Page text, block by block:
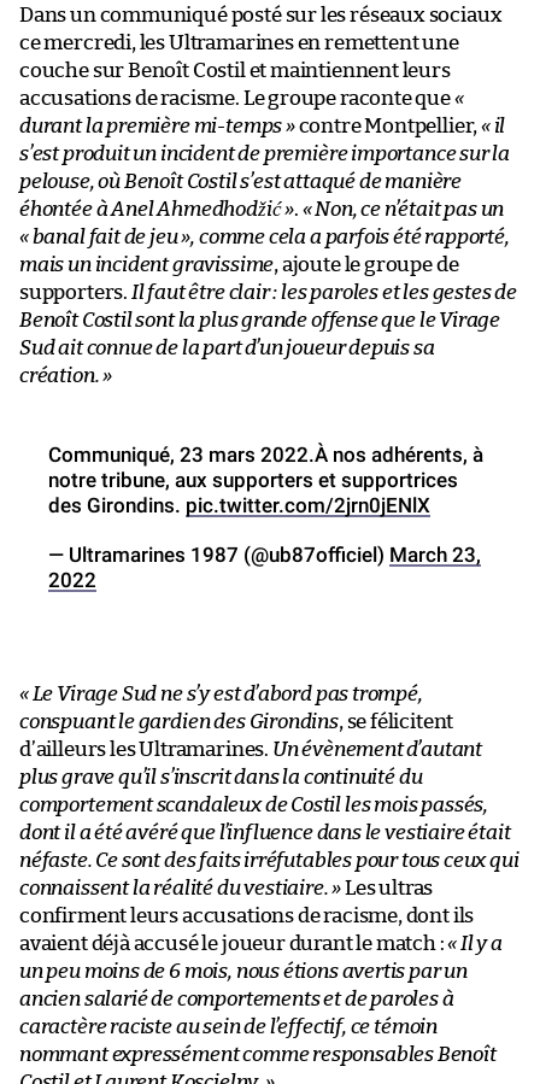
Dans un communiqué posté sur les réseaux sociaux
ce mercredi, les Ultramarines en remettent une
couche sur Benoît Costil et maintiennent leurs
accusations de racisme. Le groupe raconte que«
durant la première mi-temps »contre Montpellier,« il
s’est produit un incident de première importance sur la
pelouse, où Benoît Costil s’est attaqué de manière
éhontée à Anel Ahmedhodžić ». « Non, ce n’était pas un
« banal fait de jeu », comme cela a parfois été rapporté,
mais un incident gravissime, ajoute le groupe de
supporters. Il faut être clair : les paroles et les gestes de
Benoît Costil sont la plus grande offense que le Virage
Sud ait connue de la part d’un joueur depuis sa
création. »
Communiqué, 23 mars 2022.À nos adhérents, à
notre tribune, aux supporters et supportrices
des Girondins. pic.twitter.com/2jrn0jENlX
— Ultramarines 1987 (@ub87officiel) March 23,
2022
« Le Virage Sud ne s’y est d’abord pas trompé,
conspuant le gardien des Girondins, se félicitent
d’ailleurs les Ultramarines. Un évènement d’autant
plus grave qu’il s’inscrit dans la continuité du
comportement scandaleux de Costil les mois passés,
dont il a été avéré que l’influence dans le vestiaire était
néfaste. Ce sont des faits irréfutables pour tous ceux qui
connaissent la réalité du vestiaire. »Les ultras
confirment leurs accusations de racisme, dont ils
avaient déjà accusé le joueur durant le match :« Il y a
un peu moins de 6 mois, nous étions avertis par un
ancien salarié de comportements et de paroles à
caractère raciste au sein de l’effectif, ce témoin
nommant expressément comme responsables Benoît